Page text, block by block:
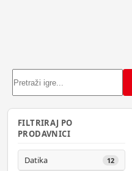
FILTRIRAJ PO
PRODAVNICI
Datika 12